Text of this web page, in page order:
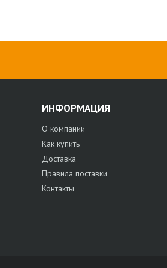
ИНФОРМАЦИЯ
О компании
Как купить
Доставка
Правила поставки
Контакты